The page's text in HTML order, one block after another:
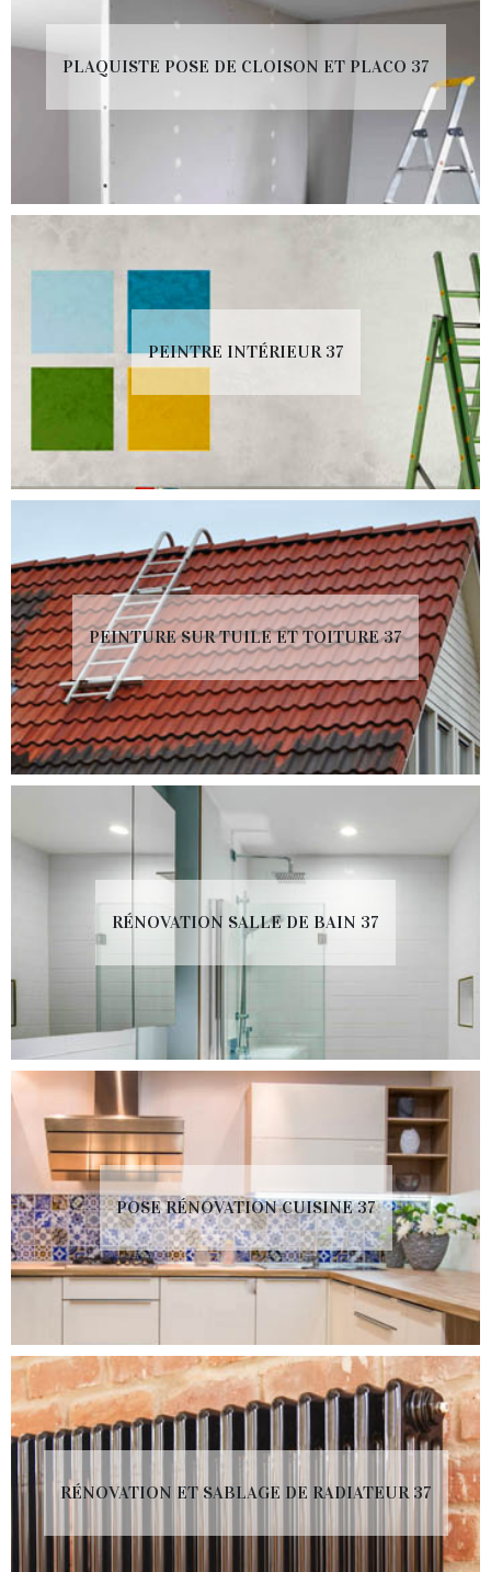
PLAQUISTE POSE DE CLOISON ET PLACO 37
PEINTRE INTÉRIEUR 37
PEINTURE SUR TUILE ET TOITURE 37
RÉNOVATION SALLE DE BAIN 37
POSE RÉNOVATION CUISINE 37
RÉNOVATION ET SABLAGE DE RADIATEUR 37